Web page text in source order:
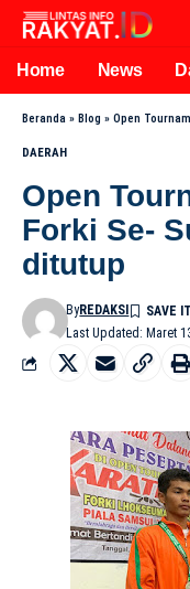
Home News
Beranda » Blog » Open
DAERAH
Open
Forki Se-
ditutup
Last Updated: Maret
ByREDAKSI